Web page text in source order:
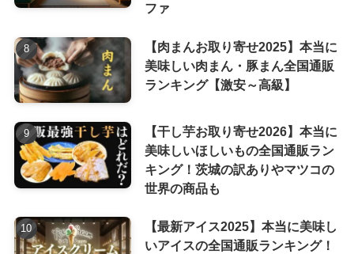
ファ
【肉まんお取り寄せ2025】本当に
美味しい肉まん・豚まん全国通販
ランキング【激安～高級】
【干し芋お取り寄せ2026】本当に
美味しいほしいもの全国通販ラン
キング！茨城の訳ありやマツコの
世界の商品も
【最新アイス2025】本当に美味し
いアイスの全国通販ランキング！